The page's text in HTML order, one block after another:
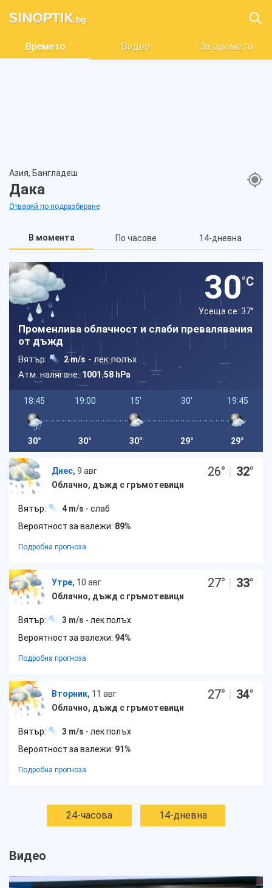
Времето Видео За времето
Азия, Бангладеш
Дака
Отваряй по подразбиране
В момента По часове 14-дневна
30°C
Усеща се: 37°
Променлива облачност и слаби превалявания
от дъжд
Вятър: 2 m/s - лек полъх
Атм. налягане:1001.58 hPa
18:45
30°
19:00
30°
15'
30°
30'
29°
19:45
29°
Днес, 9 авг
Облачно, дъжд с гръмотевици
26° | 32°
Вятър: 4 m/s - слаб
Вероятност за валежи: 89%
Подробна прогноза
Утре, 10 авг
Облачно, дъжд с гръмотевици
27° | 33°
Вятър: 3 m/s - лек полъх
Вероятност за валежи: 94%
Подробна прогноза
Вторник, 11 авг
Облачно, дъжд с гръмотевици
27° | 34°
Вятър: 3 m/s - лек полъх
Вероятност за валежи: 91%
Подробна прогноза
24-часова 14-дневна
Видео